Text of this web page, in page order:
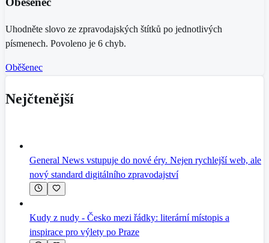
Uhodněte slovo ze zpravodajských štítků po jednotlivých
písmenech. Povoleno je 6 chyb.
Oběšenec
Nejčtenější
General News vstupuje do nové éry. Nejen rychlejší web, ale
nový standard digitálního zpravodajství
Kudy z nudy - Česko mezi řádky: literární místopis a
inspirace pro výlety po Praze